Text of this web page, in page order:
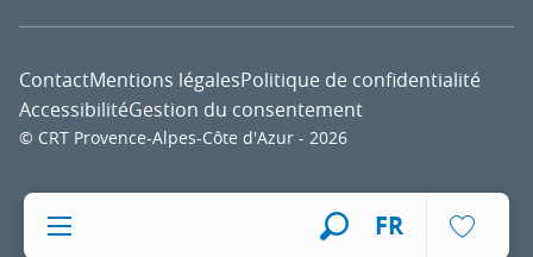
FR
© CRT Provence-Alpes-Côte d'Azur - 2026
ContactMentions légalesPolitique de confidentialité
AccessibilitéGestion du consentement